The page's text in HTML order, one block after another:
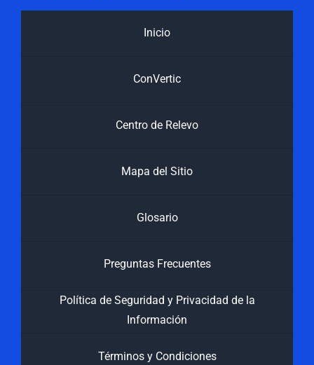
Inicio
ConVertic
Centro de Relevo
Mapa del Sitio
Glosario
Preguntas Frecuentes
Política de Seguridad y Privacidad de la
Información
Términos y Condiciones